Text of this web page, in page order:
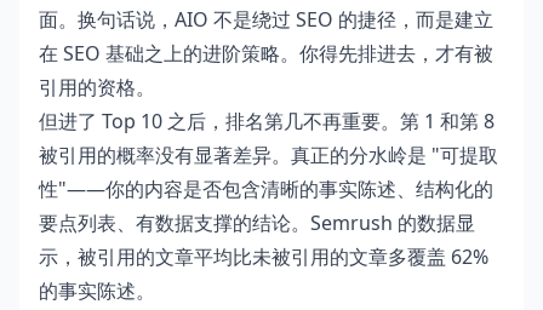
面。换句话说，AIO 不是绕过 SEO 的捷径，而是建立
在 SEO 基础之上的进阶策略。你得先排进去，才有被
引用的资格。
但进了 Top 10 之后，排名第几不再重要。第 1 和第 8
被引用的概率没有显著差异。真正的分水岭是 "可提取
性"——你的内容是否包含清晰的事实陈述、结构化的
要点列表、有数据支撑的结论。Semrush 的数据显
示，被引用的文章平均比未被引用的文章多覆盖 62%
的事实陈述。